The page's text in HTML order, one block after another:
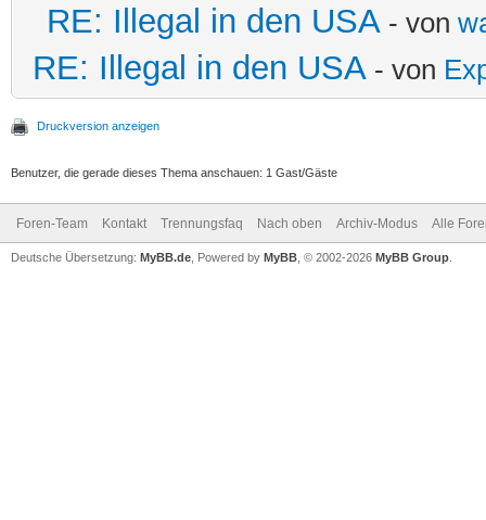
RE: Illegal in den USA - von
RE: Illegal in den USA - von
Druckversion anzeigen
Benutzer, die gerade dieses Thema anschauen: 1 Gast/Gäste
Foren-Team Kontakt Trennungsfaq Nach oben Archiv-Modus Alle
Deutsche Übersetzung: MyBB.de , Powered by MyBB , © 2002-2026 MyBB Group